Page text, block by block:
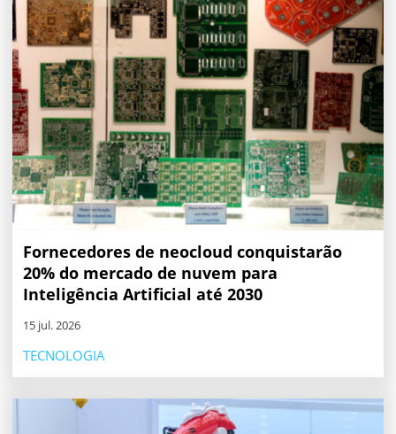
Fornecedores de neocloud conquistarão
20% do mercado de nuvem para
Inteligência Artificial até 2030
15 jul. 2026
TECNOLOGIA